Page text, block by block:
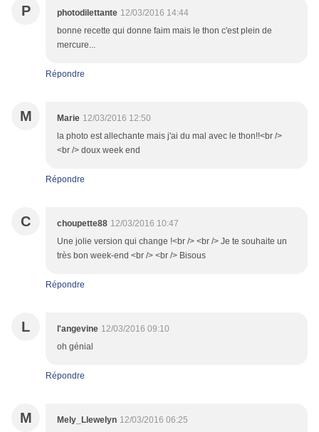
P photodilettante 12/03/2016 14:44
bonne recette qui donne faim mais le thon c'est plein de
mercure...
Répondre
M Marie 12/03/2016 12:50
la photo est allechante mais j'ai du mal avec le thon!!<br />
<br /> doux week end
Répondre
C choupette88 12/03/2016 10:47
Une jolie version qui change !<br /> <br /> Je te souhaite un
très bon week-end <br /> <br /> Bisous
Répondre
L l'angevine 12/03/2016 09:10
oh génial
Répondre
M Mely_Llewelyn 12/03/2016 06:25